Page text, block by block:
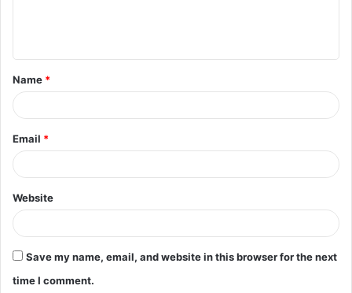
t
*
Name *
Email *
Website
Save my name, email, and website in this browser for the next
time I comment.